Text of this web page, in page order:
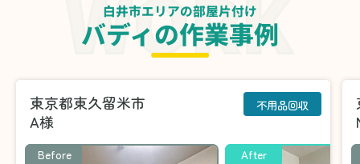
白井市エリアの部屋片付け
バディの作業事例
東京都東久留米市
A様
不用品回収
Before After